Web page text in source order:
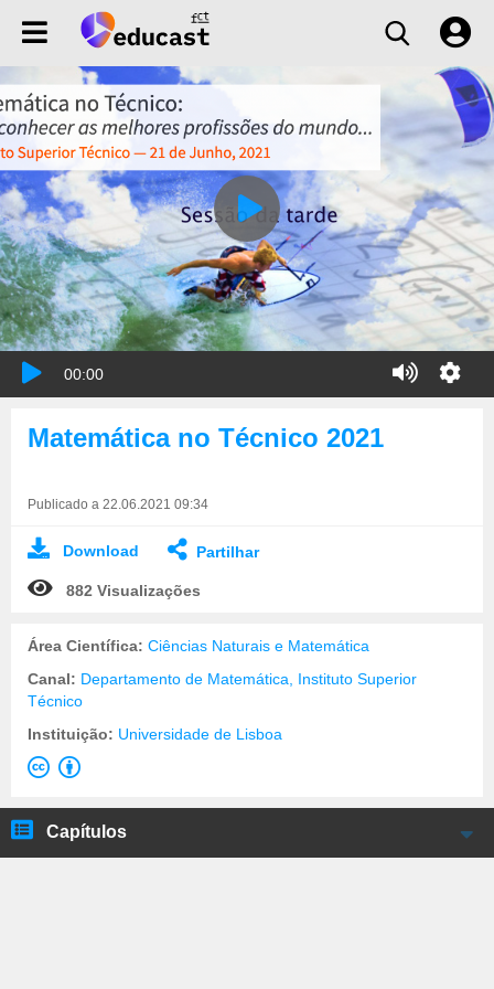
00:00
Matemática no Técnico 2021
Publicado a 22.06.2021 09:34
Download Partilhar
882 Visualizações
Área Científica: Ciências Naturais e Matemática
Canal: Departamento de Matemática, Instituto Superior
Técnico
Instituição: Universidade de Lisboa
Capítulos